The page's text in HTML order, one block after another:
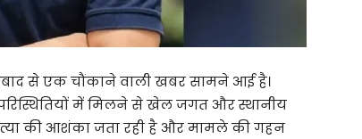
से एक चौंकाने वाली खबर सामने आई है।
में मिलने से खेल जगत और स्थानीय
की आशंका जता रही है और मामले की गहन